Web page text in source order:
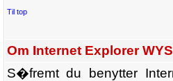
Til top
Om Internet Explorer
S�fremt du benytter